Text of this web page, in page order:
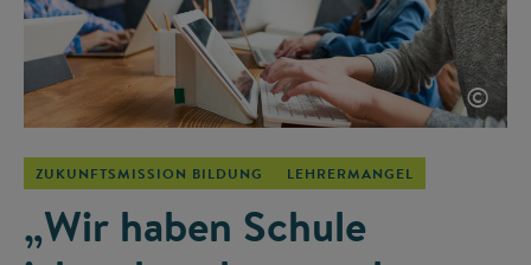
©
ZUKUNFTSMISSION BILDUNG LEHRERMANGEL
„Wir haben Schule